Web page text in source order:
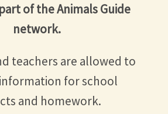
of the Animals Guide
network.
teachers are allowed to
for school
and homework.